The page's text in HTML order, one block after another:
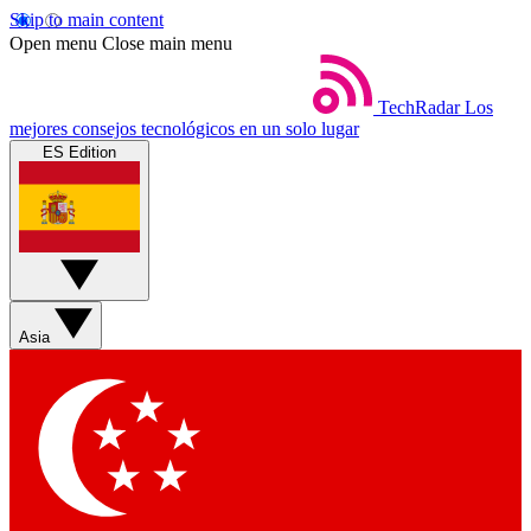
Skip to main content
Open menu Close main menu
TechRadar Los
mejores consejos tecnológicos en un solo lugar
ES Edition
Asia